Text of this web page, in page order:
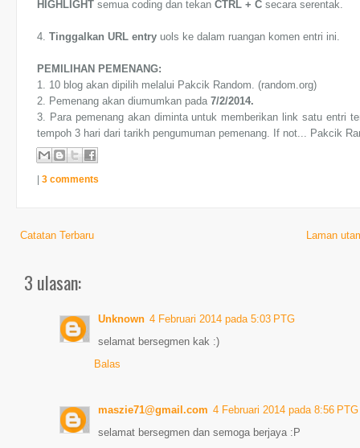
HIGHLIGHT semua coding dan tekan CTRL + C secara serentak.
4. Tinggalkan URL entry uols ke dalam ruangan komen entri ini.
PEMILIHAN PEMENANG:
1. 10 blog akan dipilih melalui Pakcik Random. (random.org)
2. Pemenang akan diumumkan pada 7/2/2014.
3. Para pemenang akan diminta untuk memberikan link satu entri
tempoh 3 hari dari tarikh pengumuman pemenang. If not... Pakcik
| 3 comments
Catatan Terbaru Laman
3 ulasan:
Unknown 4 Februari 2014 pada 5:03 PTG
selamat bersegmen kak :)
Balas
maszie71@gmail.com 4 Februari 2014 pada 8:56 PTG
selamat bersegmen dan semoga berjaya :P